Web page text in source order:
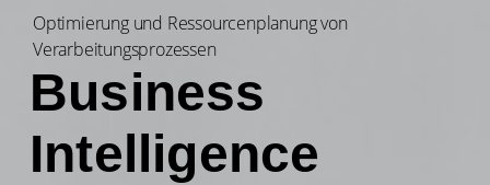
Optimierung und Ressourcenplanung von
Verarbeitungsprozessen
Business
Intelligence